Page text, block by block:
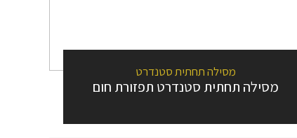
מסילה תחתית סטנדרט
מסילה תחתית סטנדרט תפזורת חום